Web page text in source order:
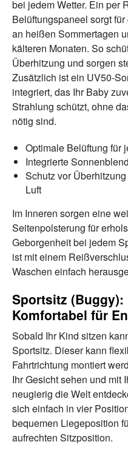
bei jedem Wetter. Ein per
Belüftungspaneel sorgt
an heißen Sommertagen
kälteren Monaten. So
Überhitzung und sorgen
Zusätzlich ist ein UV50-
integriert, das Ihr Baby
Strahlung schützt, ohne
nötig sind.
Optimale Belüftung für
Integrierte
Schutz vor
Luft
Im Inneren sorgen eine
Seitenpolsterung für
Geborgenheit bei jedem
ist mit einem
Waschen einfach
Sportsitz
Komfortabel für
Sobald Ihr Kind sitzen
Sportsitz. Dieser kann
Fahrtrichtung montiert
Ihr Gesicht sehen und mit
neugierig die Welt
sich einfach in vier
bequemen Liegeposition
aufrechten Sitzposition.